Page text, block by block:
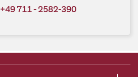
+49 711 - 2582-390